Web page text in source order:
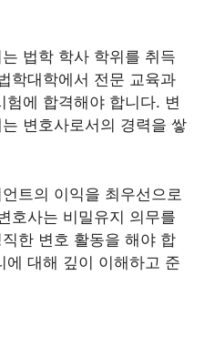
법학 학사 학위를 취득
학대학에서 전문 교육과
에 합격해야 합니다. 변
변호사로서의 경력을 쌓
트의 이익을 최우선으로
호사는 비밀유지 의무를
한 변호 활동을 해야 합
에 대해 깊이 이해하고 준